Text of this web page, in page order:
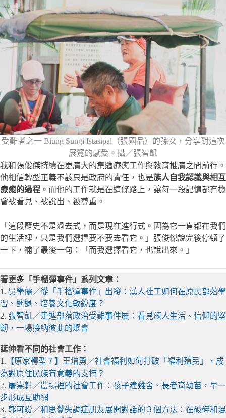
受難者之一 Biung Sungi Istasipal（張國品）的孫女，分享對這次
展覽的感受。攝／張智凱
我和張俊傑持續在更廣大的集體療癒工作與教育推廣之間前行。
他相信轉型正義不該只是政府的責任，也是族人自我認識與相互
療癒的過程 。而他的工作就是在這條路上，讓每一段記憶都有機
會被看見、被說出、被尊重。
「這段歷史不是過去式，而是現在進行式。因為它一直都在我們
的生活裡，只是我們選擇要不要去看它。」張俊傑說完後停頓了
一下，補了最後一句：「而我選擇看它，也說出來。」
看更多「手榴彈事件」系列文章：
1. 吳學儒／從「手榴彈事件」出發：漢人社工如何在原民部落學
習、進退、培養文化敏銳度？
2. 張智凱／走進部落政治受難事件展：看見族人生活、信仰的堅
韌，一場接納彼此的聚會
延伸看不同的社會工作：
1. 【原家轉型７】王增勇／社會福利如何打破「福利殖民」，成
為對原住民族有意義的支持？
2. 屠崇軒／農場裡的社會工作：孩子建雞舍、長者育幼苗，早一
步形成互助網
3. 郭可盼／和思覺失調症朋友展開對話的３個方法：在破碎和混